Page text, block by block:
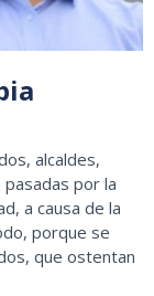
alcaldes,
por la
a causa de la
porque se
que ostentan